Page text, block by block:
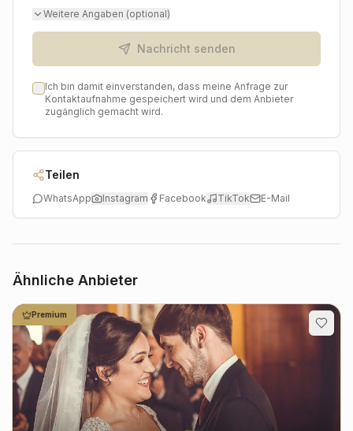
Dokumentation Ihres Beginns als Ehepaar, festgehalten
Hochzeitsfotografie lebt.
Weitere Angaben (optional)
Nachricht senden
Ich bin damit einverstanden, dass meine Anfrage zur
Kontaktaufnahme gespeichert wird und dem Anbieter
zugänglich gemacht wird.
Teilen
WhatsApp Instagram Facebook TikTok E-Mail
Ähnliche Anbieter
Premium